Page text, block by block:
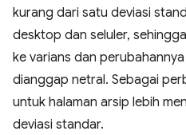
kurang dari satu deviasi
desktop dan seluler,
ke varians dan
dianggap netral. Sebagai
untuk halaman arsip lebih
deviasi standar.